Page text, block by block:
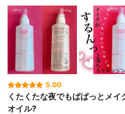
5.00
くたくたな夜でもぱぱっとメ
オイル?